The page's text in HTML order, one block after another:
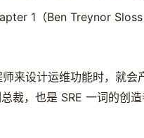
1（Ben Treynor
来设计运维功能时，就
裁，也是 SRE 一词的创